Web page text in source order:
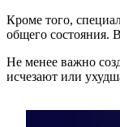
Кроме того,
общего состояния.
Не менее важно
исчезают или